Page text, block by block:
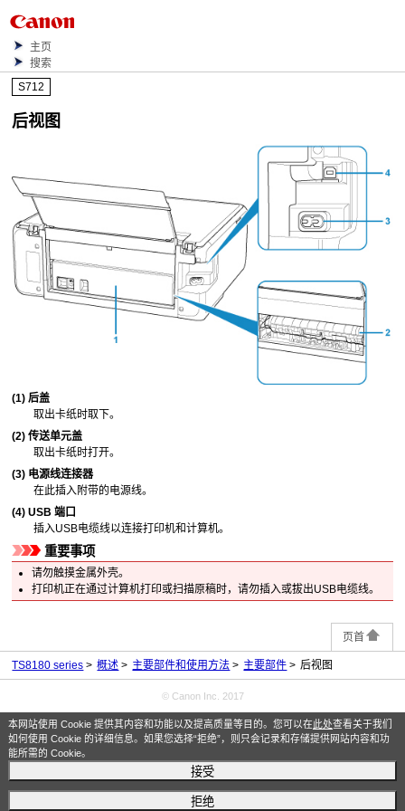
本网站使用 Cookie 提供其内容和功能以及提高质量等目的。您可以在此处查看关于我们
如何使用 Cookie 的详细信息。如果您选择“拒绝”，则只会记录和存储提供网站内容和功
能所需的 Cookie。
接受
拒绝
主页
搜索
S712
后视图
(1)后盖
取出卡纸时取下。
(2)传送单元盖
取出卡纸时打开。
(3) 电源线连接器
在此插入附带的电源线。
(4)USB 端口
插入USB电缆线以连接打印机和计算机。
重要事项
请勿触摸金属外壳。
打印机正在通过计算机打印或扫描原稿时，请勿插入或拔出USB电缆线。
页首
TS8180 series 概述 主要部件和使用方法 主要部件 后视图
© Canon Inc. 2017